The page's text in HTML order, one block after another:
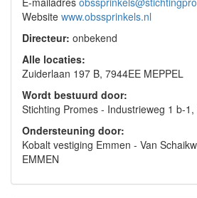
Website www.obssprinkels.nl
Directeur: onbekend
Alle locaties:
Zuiderlaan 197 B, 7944EE MEPPEL
Wordt bestuurd door:
Stichting Promes - Industrieweg 1 b-
Ondersteuning door:
Kobalt vestiging Emmen - Van
EMMEN